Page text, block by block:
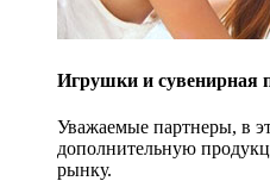
Игрушки и сувенирная
Уважаемые партнеры, в
дополнительную
рынку.